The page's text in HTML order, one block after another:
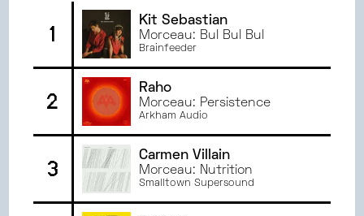
DÉCEMBRE
2024
NOVEMBRE 2024
OCTOBRE2024
SEPTEMBRE2024
2024
2024
MARS2024
FÉVRIER2024
JANVIER2024
TOULOUSE
TOURS
GRENOBLE
PARIS
ANGERS
1
Kit Sebastian
Morceau: Bul Bul Bul
Brainfeeder
2
Raho
Morceau: Persistence
Arkham Audio
3
Carmen Villain
Morceau: Nutrition
Smalltown Supersound